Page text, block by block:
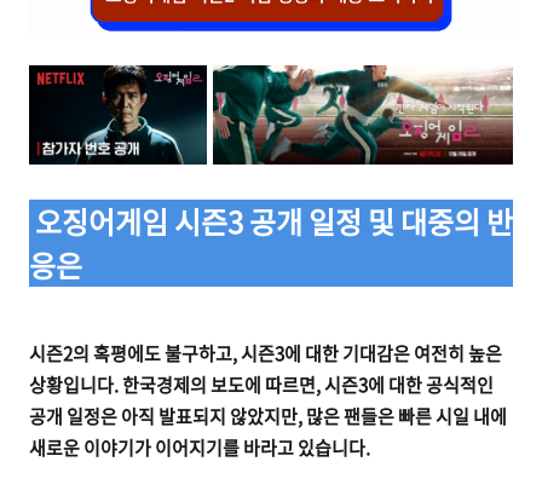
오징어게임 시즌3 공개 일정 및 대중의 반
응은
시즌2의 혹평에도 불구하고, 시즌3에 대한 기대감은 여전히 높은
상황입니다. 한국경제의 보도에 따르면, 시즌3에 대한 공식적인
공개 일정은 아직 발표되지 않았지만, 많은 팬들은 빠른 시일 내에
새로운 이야기가 이어지기를 바라고 있습니다.